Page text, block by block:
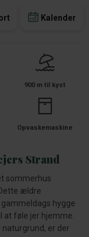
Kalender
900 m til kyst
Opvaskemaskine
Strand
sommerhus
ældre
hygge
at føle jer hjemme.
er der